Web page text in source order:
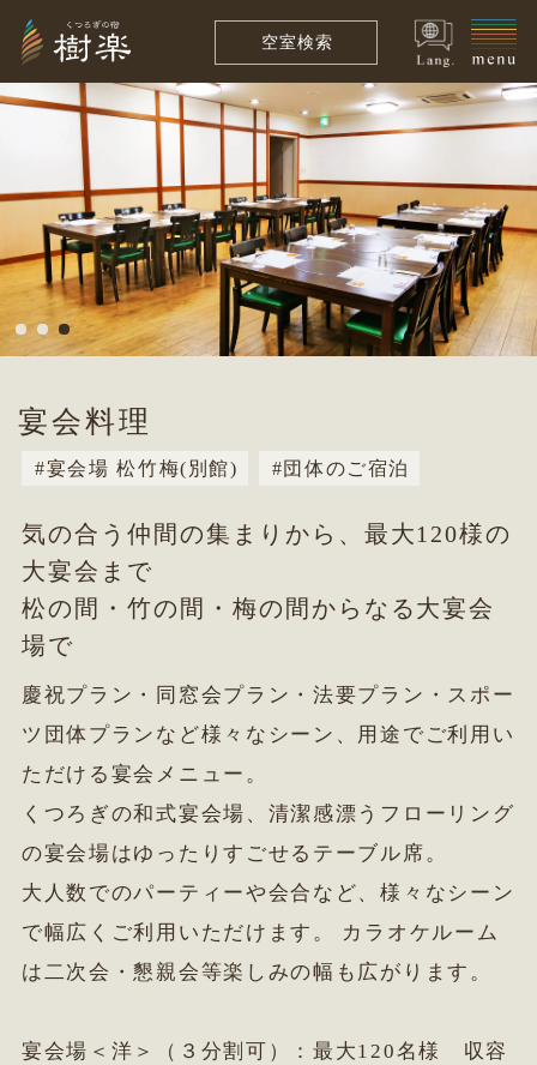
空室検索
宴会料理
宴会場 松竹梅(別館) 団体のご宿泊
気の合う仲間の集まりから、最大120様の
大宴会まで
松の間・竹の間・梅の間からなる大宴会
場で
慶祝プラン・同窓会プラン・法要プラン・スポー
ツ団体プランなど様々なシーン、用途でご利用い
ただける宴会メニュー。
くつろぎの和式宴会場、清潔感漂うフローリング
の宴会場はゆったりすごせるテーブル席。
大人数でのパーティーや会合など、様々なシーン
で幅広くご利用いただけます。 カラオケルーム
は二次会・懇親会等楽しみの幅も広がります。
宴会場＜洋＞（３分割可）：最大120名様 収容